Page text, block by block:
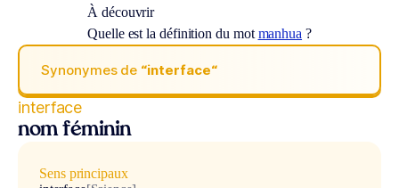
À découvrir
Quelle est la définition du mot manhua ?
Synonymes de “interface“
interface
nom féminin
Sens principaux